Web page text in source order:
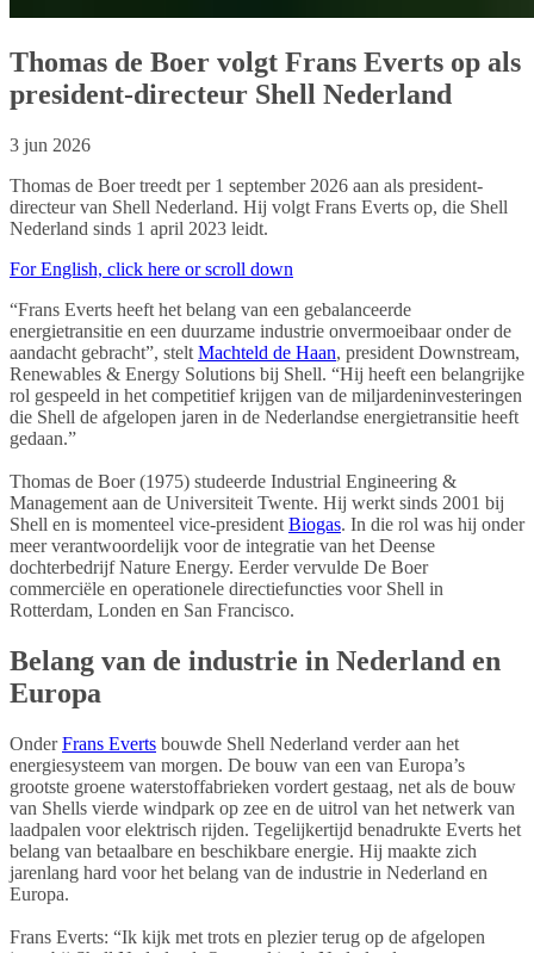
Thomas de Boer volgt Frans Everts op als
president-directeur Shell Nederland
3 jun 2026
Thomas de Boer treedt per 1 september 2026 aan als president-
directeur van Shell Nederland. Hij volgt Frans Everts op, die Shell
Nederland sinds 1 april 2023 leidt.
For English, click here or scroll down
“Frans Everts heeft het belang van een gebalanceerde
energietransitie en een duurzame industrie onvermoeibaar onder de
aandacht gebracht”, stelt Machteld de Haan, president Downstream,
Renewables & Energy Solutions bij Shell. “Hij heeft een belangrijke
rol gespeeld in het competitief krijgen van de miljardeninvesteringen
die Shell de afgelopen jaren in de Nederlandse energietransitie heeft
gedaan.”
Thomas de Boer (1975) studeerde Industrial Engineering &
Management aan de Universiteit Twente. Hij werkt sinds 2001 bij
Shell en is momenteel vice-president Biogas. In die rol was hij onder
meer verantwoordelijk voor de integratie van het Deense
dochterbedrijf Nature Energy. Eerder vervulde De Boer
commerciële en operationele directiefuncties voor Shell in
Rotterdam, Londen en San Francisco.
Belang van de industrie in Nederland en
Europa
OnderFrans Everts bouwde Shell Nederland verder aan het
energiesysteem van morgen. De bouw van een van Europa’s
grootste groene waterstoffabrieken vordert gestaag, net als de bouw
van Shells vierde windpark op zee en de uitrol van het netwerk van
laadpalen voor elektrisch rijden. Tegelijkertijd benadrukte Everts het
belang van betaalbare en beschikbare energie. Hij maakte zich
jarenlang hard voor het belang van de industrie in Nederland en
Europa.
Frans Everts: “Ik kijk met trots en plezier terug op de afgelopen